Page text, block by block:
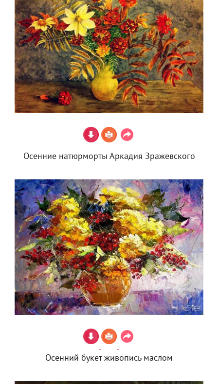
Осенние натюрморты Аркадия Зражевского
Осенний букет живопись маслом